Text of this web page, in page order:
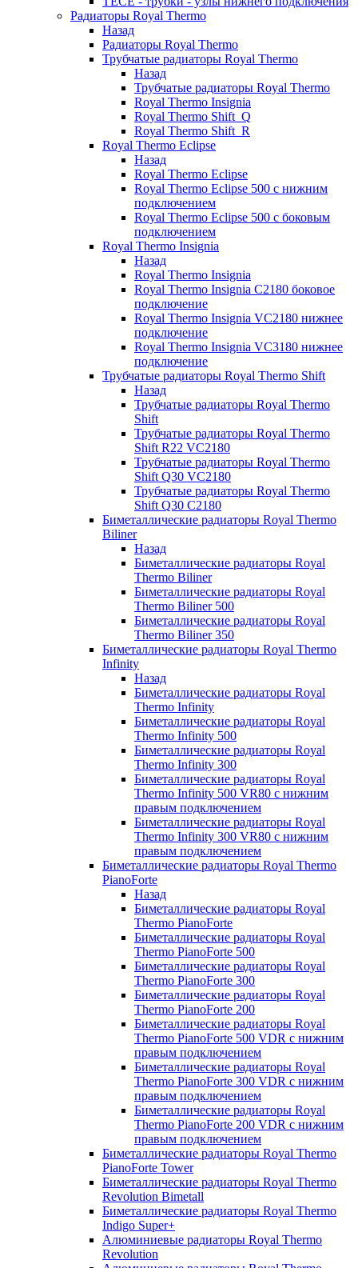
Радиаторы Royal Thermo
Назад
Радиаторы Royal Thermo
Трубчатые радиаторы Royal Thermo
Назад
Трубчатые радиаторы Royal Thermo
Royal Thermo Insignia
Royal Thermo Shift_Q
Royal Thermo Shift_R
Royal Thermo Eclipse
Назад
Royal Thermo Eclipse
Royal Thermo Eclipse 500 с нижним
подключением
Royal Thermo Eclipse 500 с боковым
подключением
Royal Thermo Insignia
Назад
Royal Thermo Insignia
Royal Thermo Insignia C2180 боковое
подключение
Royal Thermo Insignia VC2180 нижнее
подключение
Royal Thermo Insignia VC3180 нижнее
подключение
Трубчатые радиаторы Royal Thermo Shift
Назад
Трубчатые радиаторы Royal Thermo
Shift
Трубчатые радиаторы Royal Thermo
Shift R22 VC2180
Трубчатые радиаторы Royal Thermo
Shift Q30 VC2180
Трубчатые радиаторы Royal Thermo
Shift Q30 C2180
Биметаллические радиаторы Royal Thermo
Biliner
Назад
Биметаллические радиаторы Royal
Thermo Biliner
Биметаллические радиаторы Royal
Thermo Biliner 500
Биметаллические радиаторы Royal
Thermo Biliner 350
Биметаллические радиаторы Royal Thermo
Infinity
Назад
Биметаллические радиаторы Royal
Thermo Infinity
Биметаллические радиаторы Royal
Thermo Infinity 500
Биметаллические радиаторы Royal
Thermo Infinity 300
Биметаллические радиаторы Royal
Thermo Infinity 500 VR80 с нижним
правым подключением
Биметаллические радиаторы Royal
Thermo Infinity 300 VR80 с нижним
правым подключением
Биметаллические радиаторы Royal Thermo
PianoForte
Назад
Биметаллические радиаторы Royal
Thermo PianoForte
Биметаллические радиаторы Royal
Thermo PianoForte 500
Биметаллические радиаторы Royal
Thermo PianoForte 300
Биметаллические радиаторы Royal
Thermo PianoForte 200
Биметаллические радиаторы Royal
Thermo PianoForte 500 VDR с нижним
правым подключением
Биметаллические радиаторы Royal
Thermo PianoForte 300 VDR с нижним
правым подключением
Биметаллические радиаторы Royal
Thermo PianoForte 200 VDR с нижним
правым подключением
Биметаллические радиаторы Royal Thermo
PianoForte Tower
Биметаллические радиаторы Royal Thermo
Revolution Bimetall
Биметаллические радиаторы Royal Thermo
Indigo Super+
Алюминиевые радиаторы Royal Thermo
Revolution